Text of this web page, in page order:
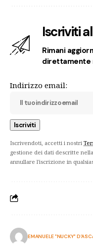
Iscriviti
Rimani
direttamente
Indirizzo email:
Iscrivendoti, accetti i nostri
gestione dei dati descritte
annullare l'iscrizione in
EMANUELE "NUCKY"